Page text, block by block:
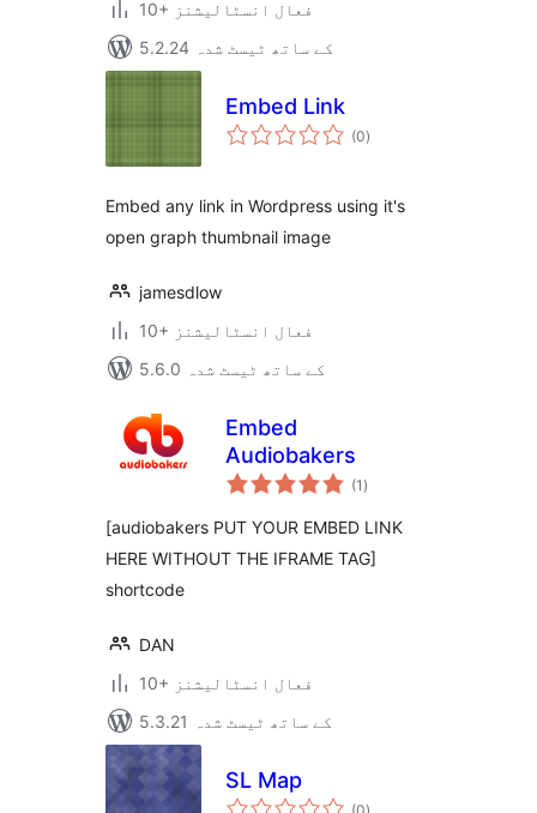
10+ فعال انسٹالیشنز
5.2.24 کے ساتھ ٹیسٹ شدہ
Embed Link
(0مجموعی
درجہ
)
Embed any link in Wordpress using it's
open graph thumbnail image
jamesdlow
10+ فعال انسٹالیشنز
5.6.0 کے ساتھ ٹیسٹ شدہ
Embed
Audiobakers
(1 مجموعی
درجہ
)
[audiobakers PUT YOUR EMBED LINK
HERE WITHOUT THE IFRAME TAG]
shortcode
DAN
10+ فعال انسٹالیشنز
5.3.21 کے ساتھ ٹیسٹ شدہ
SL Map
مجموعی